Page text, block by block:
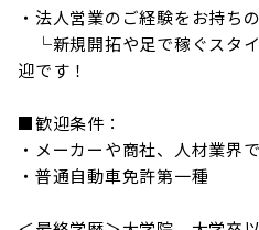
・法人営業のご経験をお持ち
└新規開拓や足で稼ぐスタ
迎です！
■歓迎条件：
・メーカーや商社、人材業界
・普通自動車免許第一種